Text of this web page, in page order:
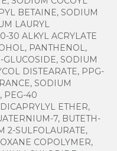
BETAINE, SODIUM
LAURYL
30 ALKYL ACRYLATE
PANTHENOL,
SODIUM
DISTEARATE, PPG-
SODIUM
PEG-40
ETHER,
7, BUTETH-
2-SULFOLAURATE,
COPOLYMER,